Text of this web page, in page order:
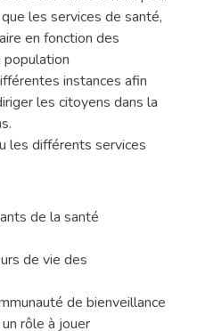
les services de santé,
en fonction des
instances afin
les citoyens dans la
les différents services
de la santé
de vie des
de bienveillance
rôle à jouer